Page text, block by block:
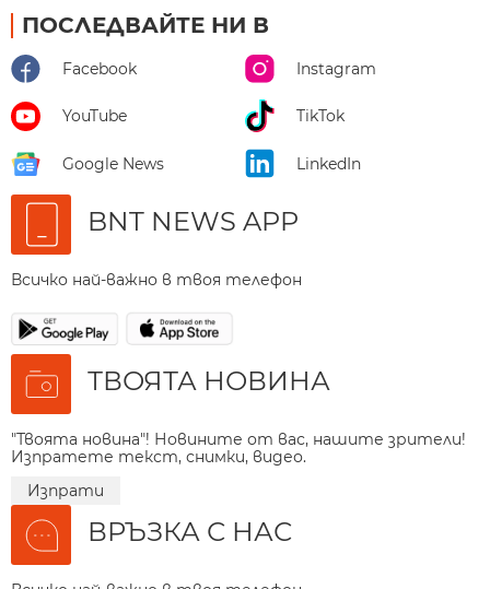
ПОСЛЕДВАЙТЕ НИ В
Facebook Instagram
YouTube TikTok
Google News LinkedIn
BNT NEWS APP
Всичко най-важно в твоя телефон
ТВОЯТА НОВИНА
"Твоята новина"! Новините от вас, нашите зрители!
Изпратете текст, снимки, видео.
Изпрати
ВРЪЗКА С НАС